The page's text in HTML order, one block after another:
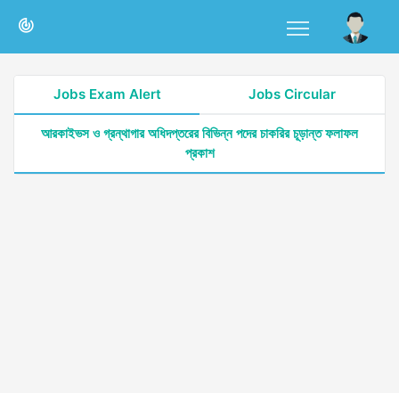
Jobs Exam Alert Jobs Circular
আরকাইভস ও গ্রন্থাগার অধিদপ্তরের বিভিন্ন পদের চাকরির চূড়ান্ত ফলাফল
প্রকাশ